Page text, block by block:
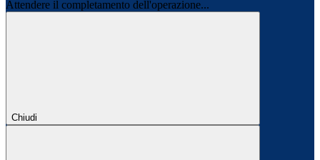
Attendere il completamento dell'operazione...
Chiudi